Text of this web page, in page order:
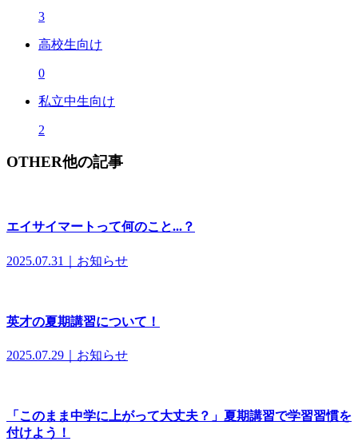
3
高校生向け
0
私立中生向け
2
OTHER他の記事
エイサイマートって何のこと...？
2025.07.31｜お知らせ
英才の夏期講習について！
2025.07.29｜お知らせ
「このまま中学に上がって大丈夫？」夏期講習で学習習慣を
付けよう！